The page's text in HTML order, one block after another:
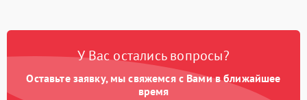
ИзображениеУ Вас остались вопросы?
Оставьте заявку, мы свяжемся с Вами в ближайшее
время